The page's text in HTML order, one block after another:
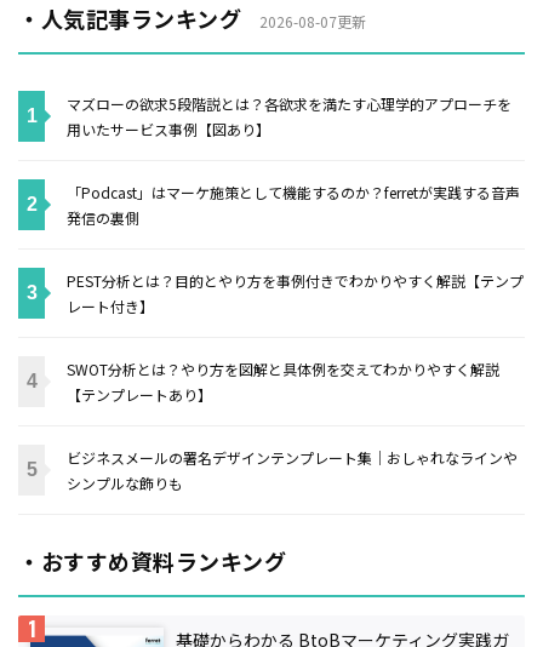
・人気記事ランキング 2026-08-07更新
マズローの欲求5段階説とは？各欲求を満たす心理学的アプローチを
用いたサービス事例【図あり】
「Podcast」はマーケ施策として機能するのか？ferretが実践する音声
発信の裏側
PEST分析とは？目的とやり方を事例付きでわかりやすく解説【テンプ
レート付き】
SWOT分析とは？やり方を図解と具体例を交えてわかりやすく解説
【テンプレートあり】
ビジネスメールの署名デザインテンプレート集｜おしゃれなラインや
シンプルな飾りも
・おすすめ資料ランキング
基礎からわかる BtoBマーケティング実践ガ